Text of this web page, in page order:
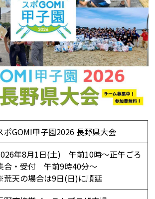
ポGOMI甲子園2026 長野県大会
年8月1日(土) 午前10時～正午ごろ
合・受付 午前9時40分～
天の場合は9日(日)に順延